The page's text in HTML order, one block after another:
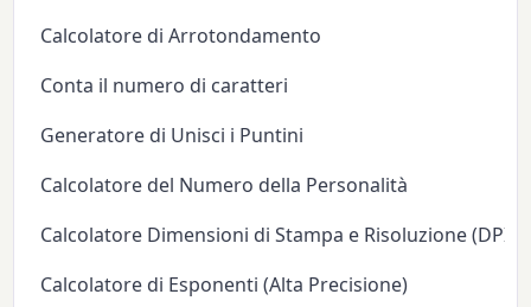
Calcolatore di Arrotondamento
Conta il numero di caratteri
Generatore di Unisci i Puntini
Calcolatore del Numero della Personalità
Calcolatore Dimensioni di Stampa e Risoluzione (DPI/
Calcolatore di Esponenti (Alta Precisione)